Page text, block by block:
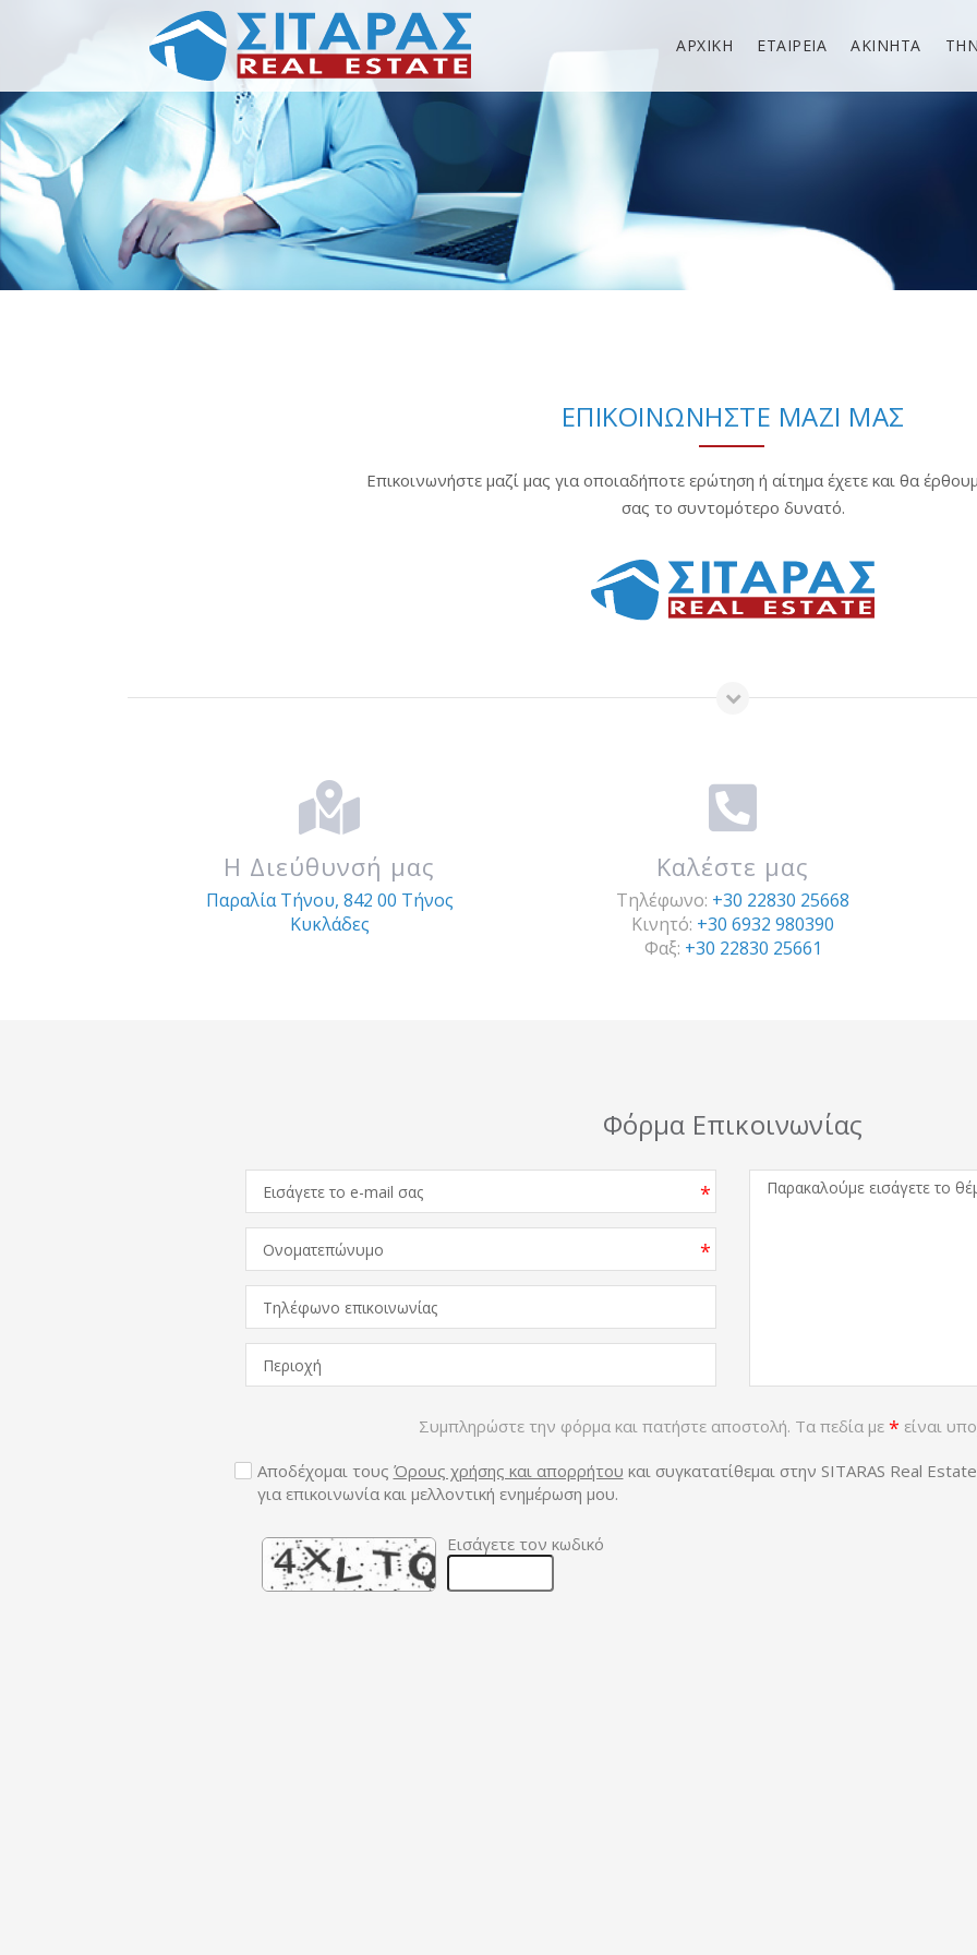
ΑΡΧΙΚΗ ΕΤΑΙΡΕΙΑ ΑΚΙΝΗΤΑ
ΕΠΙΚΟΙΝΩΝΗΣΤΕ ΜΑΖΙ ΜΑΣ
Επικοινωνήστε μαζί μας για οποιαδήποτε ερώτηση ή αίτημα έχετε και θα
σας το συντομότερο δυνατό.
Η Διεύθυνσή μας
Παραλία Τήνου, 842 00 Τήνος
Κυκλάδες
Καλέστε μας
Τηλέφωνο: +30 22830 25668
Κινητό: +30 6932 980390
Φαξ: +30 22830 25661
Φόρμα Επικοινωνίας
*
*
Συμπληρώστε την φόρμα και πατήστε αποστολή. Τα πεδία με * είναι
Αποδέχομαι τους Όρους χρήσης και απορρήτου και συγκατατίθεμαι στην SITARAS Real
για επικοινωνία και μελλοντική ενημέρωση μου.
Εισάγετε τον κωδικό